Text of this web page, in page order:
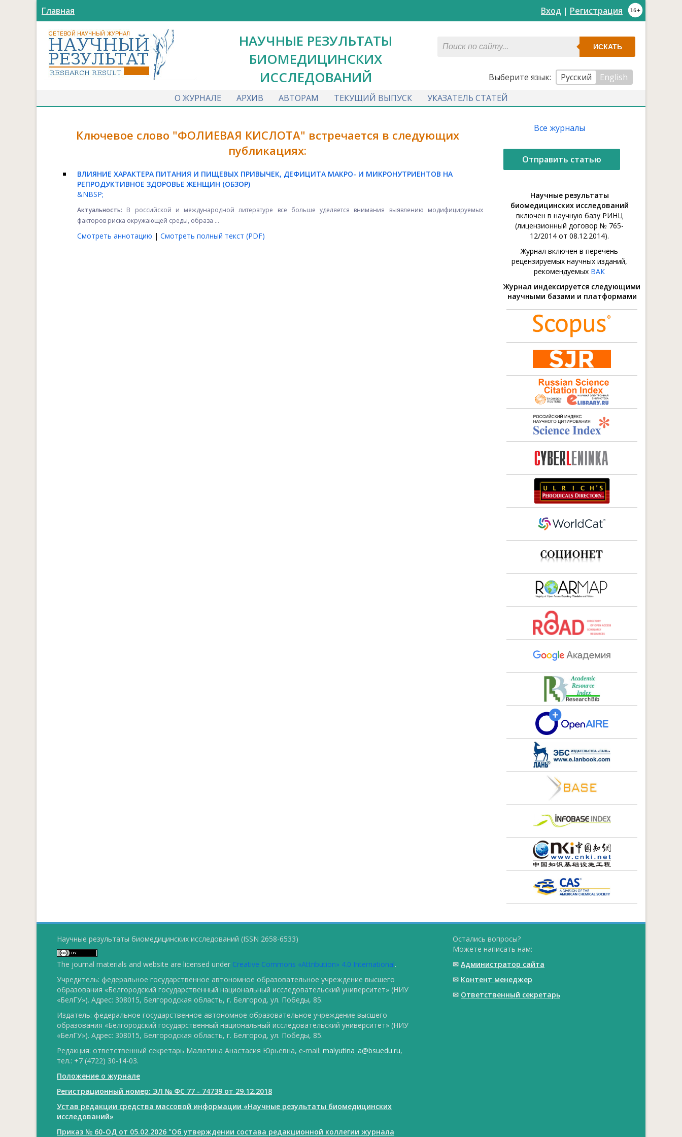
Главная Вход | Регистрация
НАУЧНЫЕ РЕЗУЛЬТАТЫ
БИОМЕДИЦИНСКИХ
ИССЛЕДОВАНИЙ
ИСКАТЬ
Выберите язык: Русский
English
О ЖУРНАЛЕ
АРХИВ АВТОРАМ ТЕКУЩИЙ ВЫПУСК УКАЗАТЕЛЬ СТАТЕЙ
Ключевое слово "ФОЛИЕВАЯ КИСЛОТА" встречается в следующих
публикациях:
ВЛИЯНИЕ ХАРАКТЕРА ПИТАНИЯ И ПИЩЕВЫХ ПРИВЫЧЕК, ДЕФИЦИТА МАКРО- И МИКРОНУТРИЕНТОВ НА
РЕПРОДУКТИВНОЕ ЗДОРОВЬЕ ЖЕНЩИН (ОБЗОР)
&NBSP;
Актуальность: В российской и международной литературе все больше уделяется внимания выявлению модифицируемых
факторов риска окружающей среды, образа ...
Смотреть аннотацию | Смотреть полный текст (PDF)
Все журналы
Отправить статью
Научные результаты
биомедицинских исследований
включен в научную базу РИНЦ
(лицензионный договор № 765-
12/2014 от 08.12.2014).
Журнал включен в перечень
рецензируемых научных изданий,
рекомендуемых ВАК
Журнал индексируется следующими
научными базами и платформами
Научные результаты биомедицинских исследований (ISSN 2658-6533)
The journal materials and website are licensed under Creative Commons «Attribution» 4.0 International.
Учредитель: федеральное государственное автономное образовательное учреждение высшего
образования «Белгородский государственный национальный исследовательский университет» (НИУ
«БелГУ»). Адрес: 308015, Белгородская область, г. Белгород, ул. Победы, 85.
Издатель: федеральное государственное автономное образовательное учреждение высшего
образования «Белгородский государственный национальный исследовательский университет» (НИУ
«БелГУ»). Адрес: 308015, Белгородская область, г. Белгород, ул. Победы, 85.
Редакция: ответственный секретарь Малютина Анастасия Юрьевна, e-mail: malyutina_a@bsuedu.ru,
тел.: +7 (4722) 30-14-03.
Положение о журнале
Регистрационный номер: ЭЛ № ФС 77 - 74739 от 29.12.2018
Устав редакции средства массовой информации «Научные результаты биомедицинских
исследований»
Приказ № 60-ОД от 05.02.2026 "Об утверждении состава редакционной коллегии журнала
Остались вопросы?
Можете написать нам:
✉ Администратор сайта
✉ Контент менеджер
✉ Ответственный cекретарь